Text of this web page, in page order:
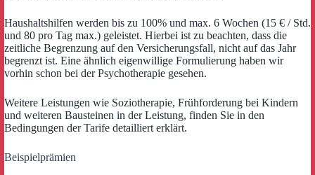
Haushaltshilfen werden bis zu 100% und max. 6 Wochen (15 € / Std.
und 80 pro Tag max.) geleistet. Hierbei ist zu beachten, dass die
zeitliche Begrenzung auf den Versicherungsfall, nicht auf das Jahr
begrenzt ist. Eine ähnlich eigenwillige Formulierung haben wir
vorhin schon bei der Psychotherapie gesehen.
Weitere Leistungen wie Soziotherapie, Frühforderung bei Kindern
und weiteren Bausteinen in der Leistung, finden Sie in den
Bedingungen der Tarife detailliert erklärt.
Beispielprämien